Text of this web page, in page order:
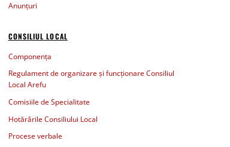
Anunțuri
CONSILIUL LOCAL
Componența
Regulament de organizare și funcționare Consiliul
Local Arefu
Comisiile de Specialitate
Hotărârile Consiliului Local
Procese verbale